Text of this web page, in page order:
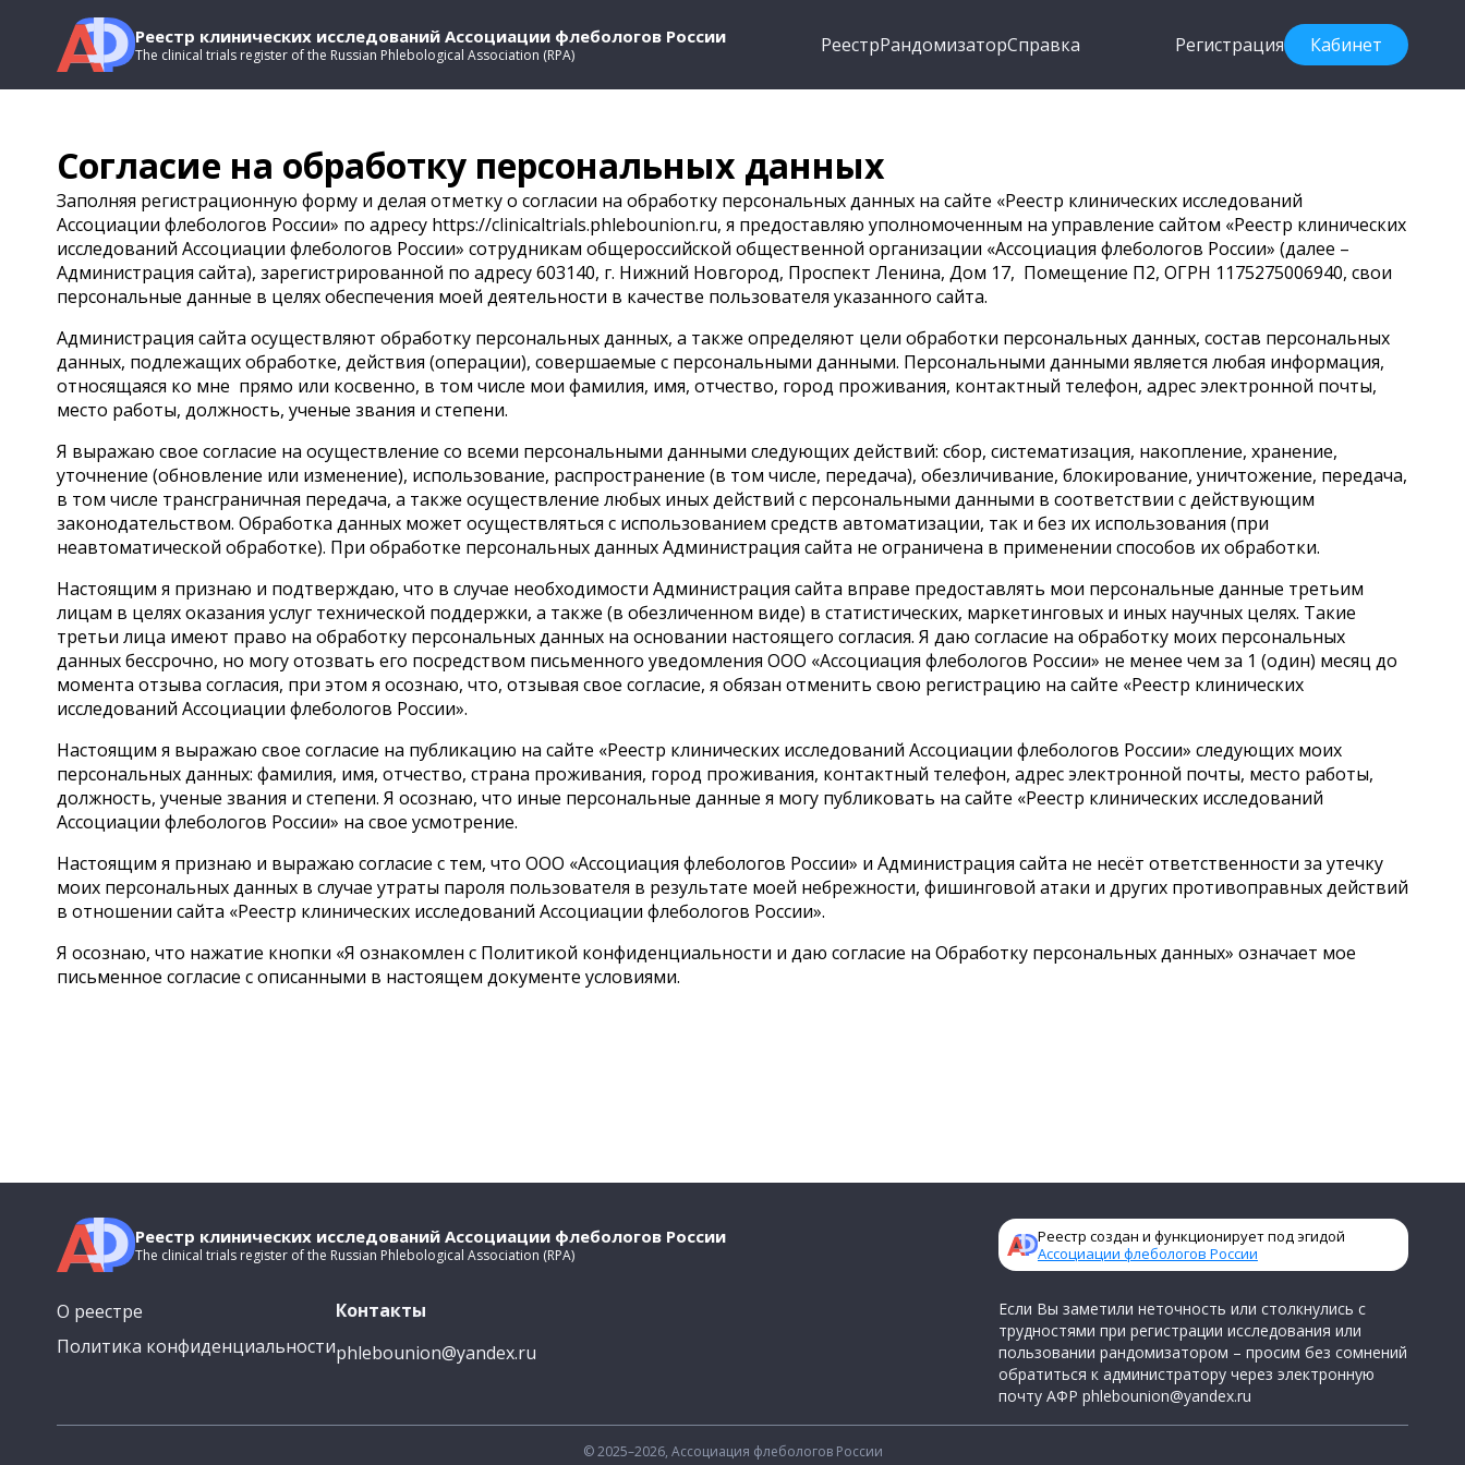
Реестр клинических исследований Ассоциации флебологов России
The clinical trials register of the Russian Phlebological Association (RPA) РеестрРандомизаторСправка Регистрация Кабинет
Согласие на обработку персональных данных
Заполняя регистрационную форму и делая отметку о согласии на обработку персональных данных на сайте «Реестр клинических исследований
Ассоциации флебологов России» по адресу https://clinicaltrials.phlebounion.ru, я предоставляю уполномоченным на управление сайтом «Реестр клинических
исследований Ассоциации флебологов России» сотрудникам общероссийской общественной организации «Ассоциация флебологов России» (далее –
Администрация сайта), зарегистрированной по адресу 603140, г. Нижний Новгород, Проспект Ленина, Дом 17, Помещение П2, ОГРН 1175275006940, свои
персональные данные в целях обеспечения моей деятельности в качестве пользователя указанного сайта.
Администрация сайта осуществляют обработку персональных данных, а также определяют цели обработки персональных данных, состав персональных
данных, подлежащих обработке, действия (операции), совершаемые с персональными данными. Персональными данными является любая информация,
относящаяся ко мне прямо или косвенно, в том числе мои фамилия, имя, отчество, город проживания, контактный телефон, адрес электронной почты,
место работы, должность, ученые звания и степени.
Я выражаю свое согласие на осуществление со всеми персональными данными следующих действий: сбор, систематизация, накопление, хранение,
уточнение (обновление или изменение), использование, распространение (в том числе, передача), обезличивание, блокирование, уничтожение, передача,
в том числе трансграничная передача, а также осуществление любых иных действий с персональными данными в соответствии с действующим
законодательством. Обработка данных может осуществляться с использованием средств автоматизации, так и без их использования (при
неавтоматической обработке). При обработке персональных данныхАдминистрация сайта не ограничена в применении способов их обработки.
Настоящим я признаю и подтверждаю, что в случае необходимости Администрация сайта вправе предоставлять мои персональные данные третьим
лицам в целях оказания услуг технической поддержки, а также (в обезличенном виде) в статистических, маркетинговых и иных научных целях. Такие
третьи лица имеют право на обработку персональных данных на основании настоящего согласия. Я даю согласие на обработку моих персональных
данных бессрочно, но могу отозвать его посредством письменного уведомления ООО «Ассоциация флебологов России» не менее чем за 1 (один) месяц до
момента отзыва согласия, при этом я осознаю, что, отзывая свое согласие, я обязан отменить свою регистрацию на сайте «Реестр клинических
исследований Ассоциации флебологов России».
Настоящим я выражаю свое согласие на публикацию на сайте «Реестр клинических исследований Ассоциации флебологов России» следующих моих
персональных данных: фамилия, имя, отчество, страна проживания, город проживания, контактный телефон, адрес электронной почты, место работы,
должность, ученые звания и степени. Я осознаю, что иные персональные данные я могу публиковать на сайте «Реестр клинических исследований
Ассоциации флебологов России» на свое усмотрение.
Настоящим я признаю и выражаю согласие с тем, что ООО «Ассоциация флебологов России» и Администрация сайта не несёт ответственности за утечку
моих персональных данных в случае утраты пароля пользователя в результате моей небрежности, фишинговой атаки и других противоправных действий
в отношении сайта «Реестр клинических исследований Ассоциации флебологов России».
Я осознаю, что нажатие кнопки «Я ознакомлен с Политикой конфиденциальности и даю согласие на Обработку персональных данных» означает мое
письменное согласие с описанными в настоящем документе условиями.
Реестр клинических исследований Ассоциации флебологов России
The clinical trials register of the Russian Phlebological Association (RPA)
Реестр создан и функционирует под эгидой
Ассоциации флебологов России
О реестре
Политика конфиденциальности
Контакты
phlebounion@yandex.ru
Если Вы заметили неточность или столкнулись с
трудностями при регистрации исследования или
пользовании рандомизатором – просим без сомнений
обратиться к администратору через электронную
почту АФР phlebounion@yandex.ru
© 2025–2026, Ассоциация флебологов России